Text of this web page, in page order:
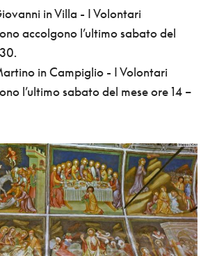
in Villa - I Volontari
accolgono l’ultimo sabato del
in Campiglio - I Volontari
l’ultimo sabato del mese ore 14 –